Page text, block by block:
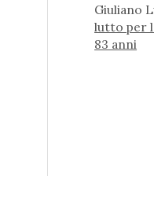
Giuliano
lutto per
83 anni